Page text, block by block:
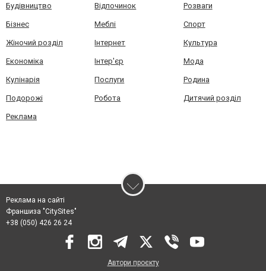
Будівництво Відпочинок Розваги
Бізнес Меблі Спорт
Жіночий розділ Інтернет Культура
Економіка Інтер'єр Мода
Кулінарія Послуги Родина
Подорожі Робота Дитячий розділ
Реклама
Реклама на сайті
Франшиза "CitySites"
+38 (050) 426 26 24
Автори проєкту